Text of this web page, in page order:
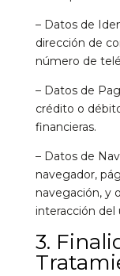
– Datos de
dirección de
número de
– Datos de
crédito o
financieras.
– Datos de
navegador,
navegación, y
interacción del
3.